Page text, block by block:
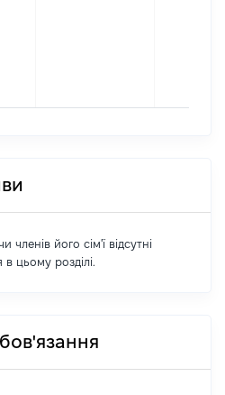
членів його сім'ї відсутні
цьому розділі.